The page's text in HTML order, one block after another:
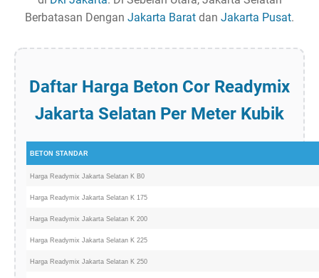
Berbatasan Dengan Jakarta Barat dan Jakarta Pusat.
Daftar Harga Beton Cor Readymix
Jakarta Selatan Per Meter Kubik
BETON STANDAR
Harga Readymix Jakarta Selatan K B0
Harga Readymix Jakarta Selatan K 175
Harga Readymix Jakarta Selatan K 200
Harga Readymix Jakarta Selatan K 225
Harga Readymix Jakarta Selatan K 250